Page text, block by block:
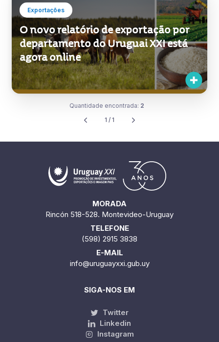
Exportações
O novo relatório de exportação por
departamento do Uruguai XXI está
agora online
Quantidade encontrada: 2
1 / 1
MORADA
Rincón 518-528. Montevideo-Uruguay
TELEFONE
(598) 2915 3838
E-MAIL
info@uruguayxxi.gub.uy
SIGA-NOS EM
Twitter
Linkedin
Instagram